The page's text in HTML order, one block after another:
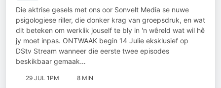
behoort?"
Die aktrise gesels met ons oor Sonvelt Media se nuwe
psigologiese riller, die donker krag van groepsdruk, en wat
dit beteken om werklik jouself te bly in 'n wêreld wat wil hê
jy moet inpas. ONTWAAK begin 14 Julie eksklusief op
DStv Stream wanneer die eerste twee episodes
beskikbaar gemaak…
29 JUL 1PM 8 MIN